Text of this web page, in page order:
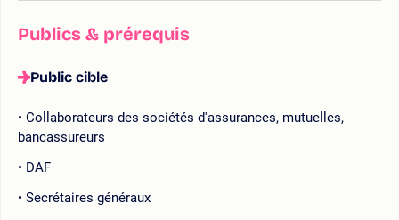
Publics & prérequis
Public cible
Collaborateurs des sociétés d'assurances, mutuelles,
bancassureurs
DAF
Secrétaires généraux